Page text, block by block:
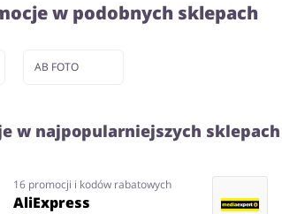
w podobnych sklepach
AB FOTO
w najpopularniejszych sklepach
16 promocji i kodów rabatowych
AliExpress